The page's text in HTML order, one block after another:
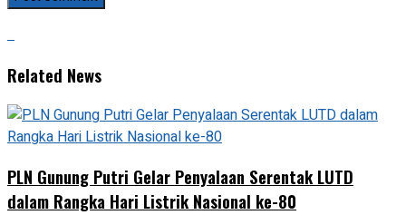
Related News
PLN Gunung Putri Gelar Penyalaan Serentak LUTD
dalam Rangka Hari Listrik Nasional ke-80